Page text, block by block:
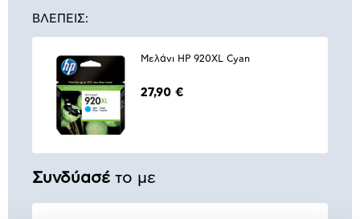
ΒΛΕΠΕΙΣ:
Μελάνι HP 920XL Cyan
27,90 €
Συνδύασέ το με